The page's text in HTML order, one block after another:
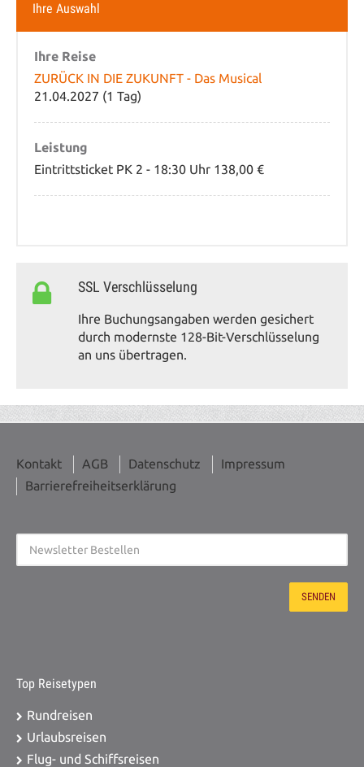
Ihre Auswahl
Ihre Reise
ZURÜCK IN DIE ZUKUNFT - Das Musical
21.04.2027 (1 Tag)
Leistung
Eintrittsticket PK 2 - 18:30 Uhr 138,00 €
SSL Verschlüsselung
Ihre Buchungsangaben werden gesichert
durch modernste 128-Bit-Verschlüsselung
an uns übertragen.
Kontakt AGB Datenschutz
Impressum
Barrierefreiheitserklärung
Top Reisetypen
Rundreisen
Urlaubsreisen
Flug- und Schiffsreisen